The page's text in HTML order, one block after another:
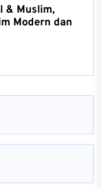
& Muslim,
Modern dan